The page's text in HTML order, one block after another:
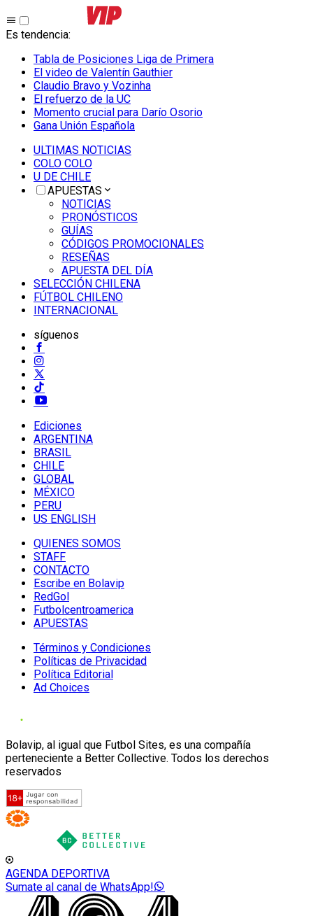
Es tendencia:
Tabla de Posiciones Liga de Primera
El video de Valentín Gauthier
Claudio Bravo y Vozinha
El refuerzo de la UC
Momento crucial para Darío Osorio
Gana Unión Española
ULTIMAS NOTICIAS
COLO COLO
U DE CHILE
APUESTAS
NOTICIAS
PRONÓSTICOS
GUÍAS
CÓDIGOS PROMOCIONALES
RESEÑAS
APUESTA DEL DÍA
SELECCIÓN CHILENA
FÚTBOL CHILENO
INTERNACIONAL
síguenos
Ediciones
ARGENTINA
BRASIL
CHILE
GLOBAL
MÉXICO
PERU
US ENGLISH
QUIENES SOMOS
STAFF
CONTACTO
Escribe en Bolavip
RedGol
Futbolcentroamerica
APUESTAS
Términos y Condiciones
Políticas de Privacidad
Política Editorial
Ad Choices
Bolavip, al igual que Futbol Sites, es una compañía
perteneciente a Better Collective. Todos los derechos
reservados
AGENDA DEPORTIVA
Sumate al canal de WhatsApp!